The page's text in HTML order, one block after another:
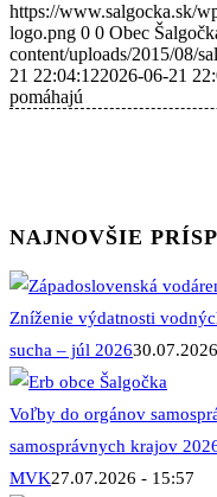
https://www.salgocka.sk/
logo.png 0 0 Obec
content/uploads/2015/08/
21 22:04:122026-06-21
pomáhajú
NAJNOVŠIE
Zníženie výdatnosti
sucha – júl 2026
Voľby do orgánov
samosprávnych krajov
MVK27.07.2026 - 15:57